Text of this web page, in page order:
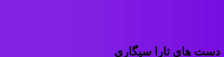
دست های تارا سیگاری